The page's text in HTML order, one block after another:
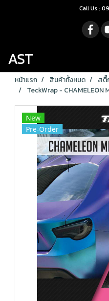
Call Us :
AST
หน้าแรก สินค้าทั้งหมด
สติ๊
TeckWrap - CHAMELEON
New
Pre-Order